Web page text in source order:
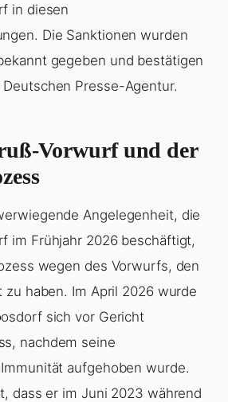
in diesen
Die Sanktionen wurden
gegeben und bestätigen
Presse-Agentur.
Vorwurf und der
Angelegenheit, die
im Frühjahr 2026 beschäftigt,
wegen des Vorwurfs, den
haben. Im April 2026 wurde
sich vor Gericht
nachdem seine
aufgehoben wurde.
dass er im Juni 2023 während